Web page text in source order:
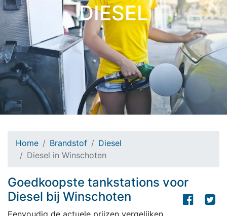
DIESEL
Home Brandstof
Diesel
Diesel in Winschoten
Goedkoopste tankstations voor
Diesel bij Winschoten
Eenvoudig de actuele prijzen vergelijken